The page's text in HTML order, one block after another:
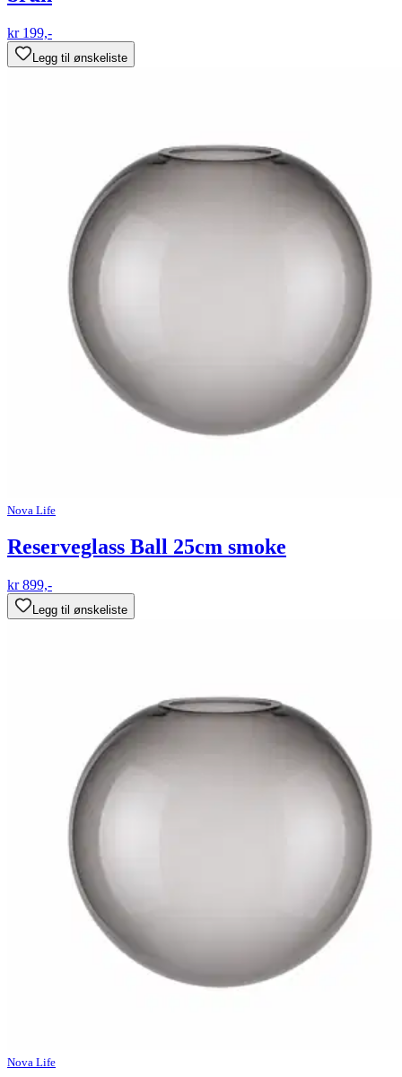
kr 199,-
Legg til ønskeliste
Nova Life
Reserveglass Ball 25cm smoke
kr 899,-
Legg til ønskeliste
Nova Life